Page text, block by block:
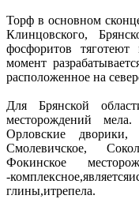
Торф в основном
Клинцовского,
фосфоритов
момент
расположенное на
Для Брянской
месторождений
Орловские дворики,
Смолевичское,
Фокинское
-
глины,итрепела.